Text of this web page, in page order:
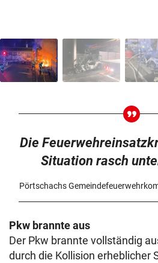
Die
Situation rasch
Pörtschachs
Pkw brannte aus
Der Pkw brannte vollständig
durch die Kollision erheblicher